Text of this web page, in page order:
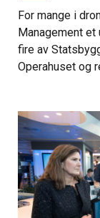
For mange i
Management
fire av
Operahuset og